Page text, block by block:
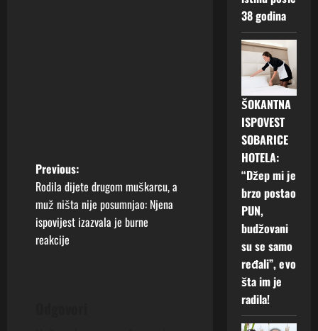
P
o
s
Previous:
Rodila dijete drugom muškarcu, a
muž ništa nije posumnjao: Njena
ispovijest izazvala je burne
reakcije
38 godina
ŠOKANTNA
ISPOVEST
SOBARICE
HOTELA:
“Džep mi je
brzo postao
PUN,
budžovani
su se samo
ređali”, evo
šta im je
radila!